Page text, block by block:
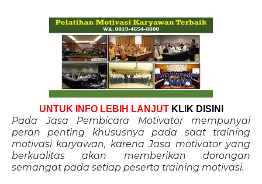
UNTUK INFO LEBIH LANJUT KLIK DISINI
Pada Jasa Pembicara Motivator mempunyai
peran penting khususnya pada saat training
motivasi karyawan, karena Jasa motivator yang
berkualitas akan memberikan dorongan
semangat pada setiap peserta training motivasi.